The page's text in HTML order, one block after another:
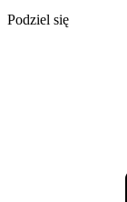
Podziel się